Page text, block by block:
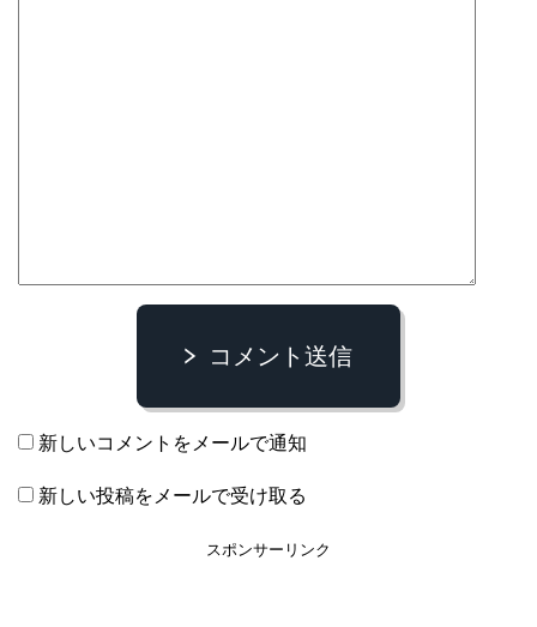
コメント送信
新しいコメントをメールで通知
新しい投稿をメールで受け取る
スポンサーリンク